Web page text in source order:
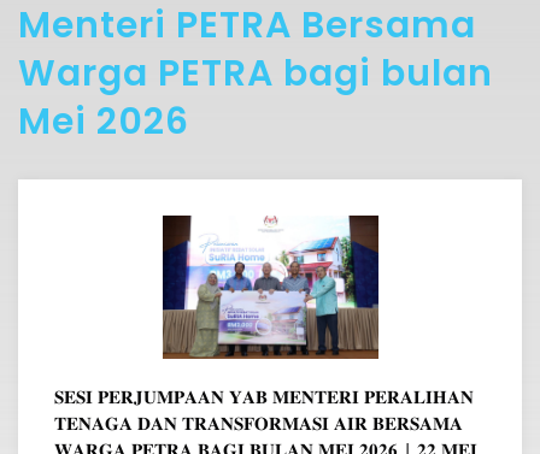
Menteri PETRA Bersama
Warga PETRA bagi bulan
Mei 2026
𝐒𝐄𝐒𝐈 𝐏𝐄𝐑𝐉𝐔𝐌𝐏𝐀𝐀𝐍 𝐘𝐀𝐁 𝐌𝐄𝐍𝐓𝐄𝐑𝐈 𝐏𝐄𝐑𝐀𝐋𝐈𝐇𝐀𝐍
𝐓𝐄𝐍𝐀𝐆𝐀 𝐃𝐀𝐍 𝐓𝐑𝐀𝐍𝐒𝐅𝐎𝐑𝐌𝐀𝐒𝐈 𝐀𝐈𝐑 𝐁𝐄𝐑𝐒𝐀𝐌𝐀